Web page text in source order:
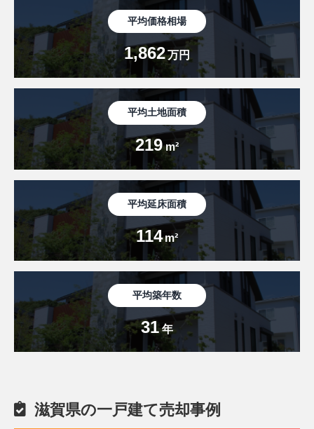
平均価格相場
1,862万円
平均土地面積
219m²
平均延床面積
114m²
平均築年数
31年
滋賀県の一戸建て売却事例